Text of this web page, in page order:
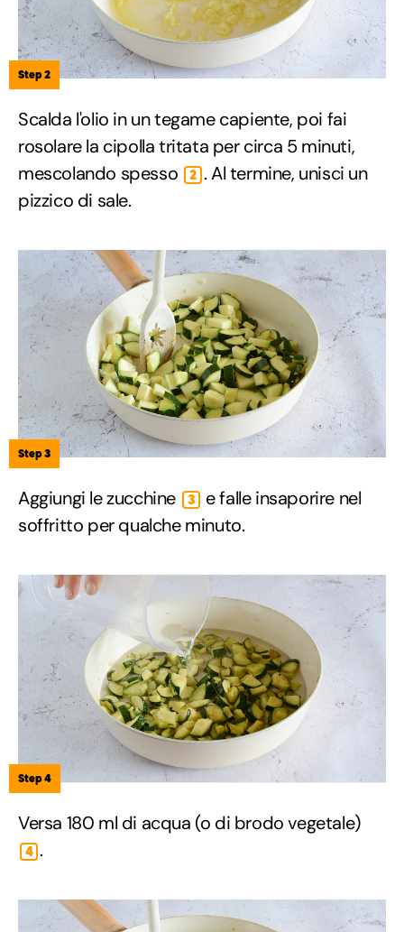
Step 2
Scalda l'olio in un tegame capiente, poi fai
rosolare la cipolla tritata per circa 5 minuti,
mescolando spesso
2 . Al termine, unisci un
pizzico di sale.
Step 3
Aggiungi le zucchine 3
e falle insaporire nel
soffritto per qualche minuto.
Step 4
Versa 180 ml di acqua (o di brodo vegetale)
4 .